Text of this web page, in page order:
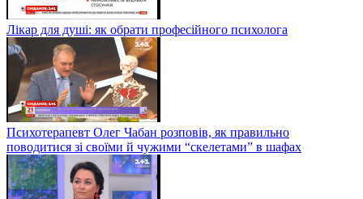
Лікар для душі: як обрати професійного психолога
Психотерапевт Олег Чабан розповів, як правильно
поводитися зі своїми й чужими “скелетами” в шафах